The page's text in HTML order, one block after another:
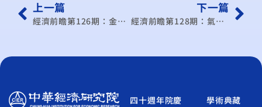
上一篇
經濟前瞻第126期：金融風暴後兩岸經貿觀察
下一篇
經濟前瞻第128期：氣候暖化的未來及挑戰因應
四十週年院慶
學術典藏